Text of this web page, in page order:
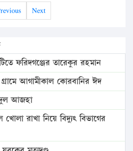
Next
ফরিদগঞ্জের তারেকুর রহমান
আগামীকাল কোরবানির ঈদ
আজহা
রাখা নিয়ে বিদ্যুৎ বিভাগের